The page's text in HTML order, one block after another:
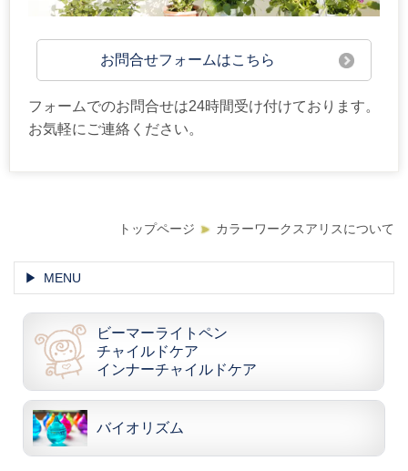
お問合せフォームはこちら
フォームでのお問合せは24時間受け付けております。
お気軽にご連絡ください。
トップページ カラーワークスアリスについて
MENU
ビーマーライトペン
チャイルドケア
インナーチャイルドケア
バイオリズム